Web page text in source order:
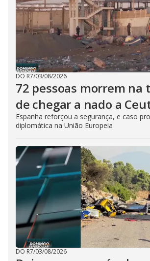
DO R7/03/08/2026
72 pessoas morrem na
de chegar a nado a
Espanha reforçou a segurança, e caso
diplomática na União Europeia
DO R7/03/08/2026